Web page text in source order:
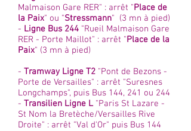
Malmaison Gare RER" : arrêt "Place de
la Paix" ou "Stressmann" (3 mn à pied)
- Ligne Bus 244 "Rueil Malmaison Gare
RER - Porte Maillot" : arrêt "Place de la
Paix" (3 mn à pied)
- Tramway Ligne T2 "Pont de Bezons -
Porte de Versailles" : arrêt "Suresnes
Longchamps", puis Bus 144, 241 ou 244
- Transilien Ligne L"Paris St Lazare -
St Nom la Bretèche/Versailles Rive
Droite" : arrêt "Val d'Or" puis Bus 144